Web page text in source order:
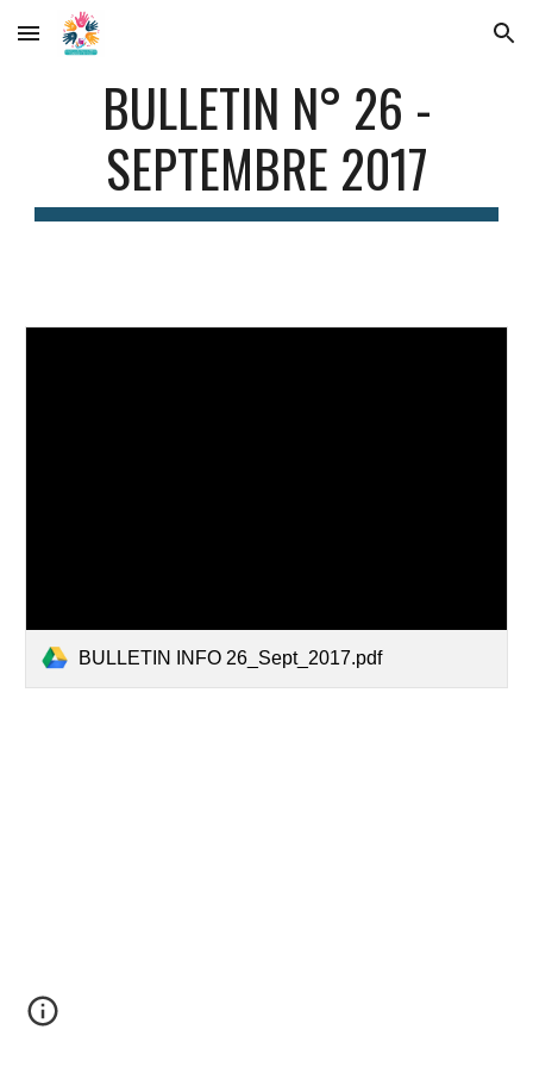
Skip to main content Skip to navigation
BULLETIN N° 26 -
SEPTEMBRE 2017
BULLETIN INFO 26_Sept_2017.pdf